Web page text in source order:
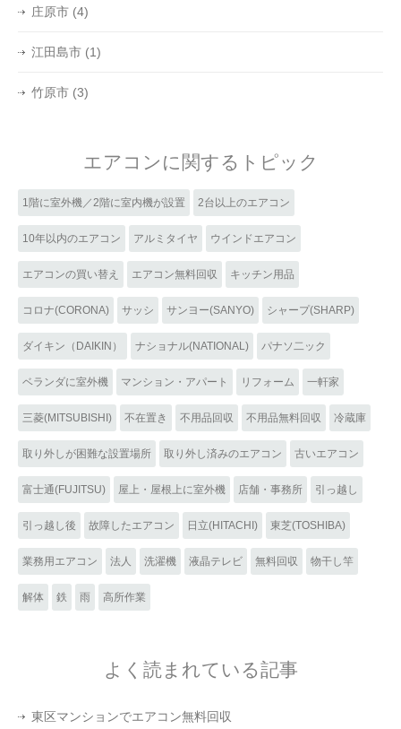
庄原市 (4)
江田島市 (1)
竹原市 (3)
エアコンに関するトピック
1階に室外機／2階に室内機が設置 2台以上のエアコン
10年以内のエアコン アルミタイヤ ウインドエアコン
エアコンの買い替え エアコン無料回収 キッチン用品
コロナ(CORONA) サッシ サンヨー(SANYO) シャープ(SHARP)
ダイキン（DAIKIN） ナショナル(NATIONAL) パナソ二ック
ベランダに室外機 マンション・アパート リフォーム 一軒家
三菱(MITSUBISHI) 不在置き 不用品回収 不用品無料回収 冷蔵庫
取り外しが困難な設置場所 取り外し済みのエアコン 古いエアコン
富士通(FUJITSU) 屋上・屋根上に室外機 店舗・事務所 引っ越し
引っ越し後 故障したエアコン 日立(HITACHI) 東芝(TOSHIBA)
業務用エアコン 法人 洗濯機 液晶テレビ 無料回収 物干し竿
解体 鉄 雨 高所作業
よく読まれている記事
東区マンションでエアコン無料回収